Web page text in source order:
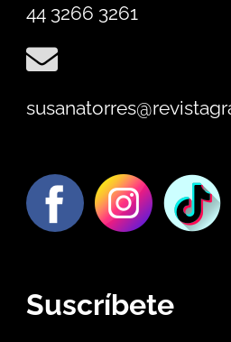
44 3266 3261
Suscríbete